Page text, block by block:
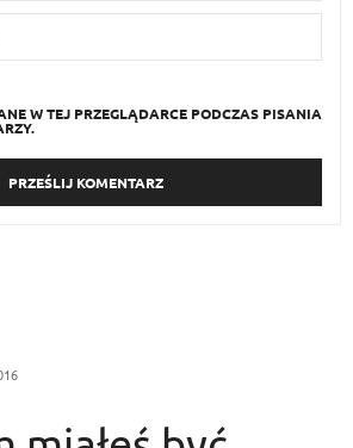
W TEJ PRZEGLĄDARCE PODCZAS PISANIA